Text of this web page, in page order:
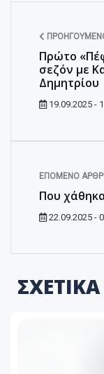
Πρώτο
σεζόν με
Δημητρίου
19.09.2025 -
ΕΠΌΜΕΝΟ
Που
22.09.2025 -